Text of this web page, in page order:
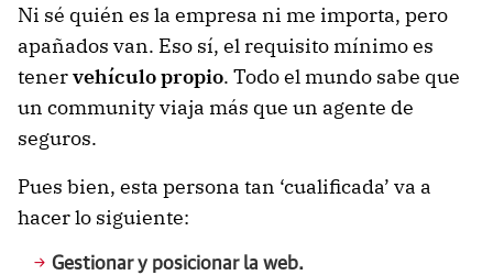
Ni sé quién es la empresa ni me importa, pero
apañados van. Eso sí, el requisito mínimo es
tenervehículo propio. Todo el mundo sabe que
un community viaja más que un agente de
seguros.
Pues bien, esta persona tan ‘cualificada’ va a
hacer lo siguiente:
Gestionar y posicionar la web.